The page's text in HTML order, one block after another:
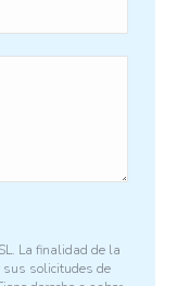
La finalidad de la
sus solicitudes de